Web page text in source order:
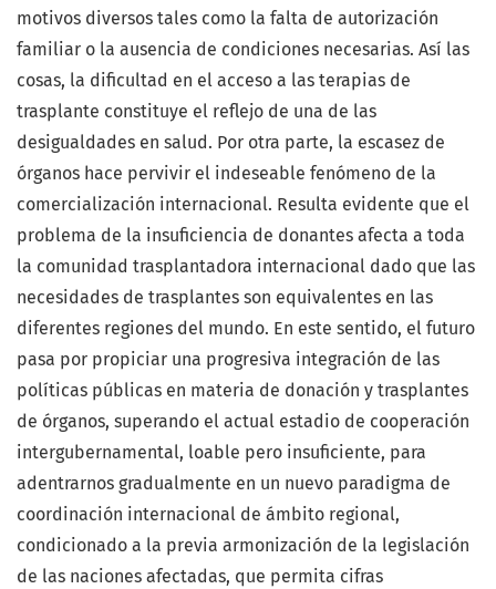
motivos diversos tales como la falta de autorización
familiar o la ausencia de condiciones necesarias. Así las
cosas, la dificultad en el acceso a las terapias de
trasplante constituye el reflejo de una de las
desigualdades en salud. Por otra parte, la escasez de
órganos hace pervivir el indeseable fenómeno de la
comercialización internacional. Resulta evidente que el
problema de la insuficiencia de donantes afecta a toda
la comunidad trasplantadora internacional dado que las
necesidades de trasplantes son equivalentes en las
diferentes regiones del mundo. En este sentido, el futuro
pasa por propiciar una progresiva integración de las
políticas públicas en materia de donación y trasplantes
de órganos, superando el actual estadio de cooperación
intergubernamental, loable pero insuficiente, para
adentrarnos gradualmente en un nuevo paradigma de
coordinación internacional de ámbito regional,
condicionado a la previa armonización de la legislación
de las naciones afectadas, que permita cifras